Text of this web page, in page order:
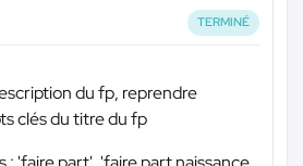
TERMINÉ
du fp, reprendre
clés du titre du fp